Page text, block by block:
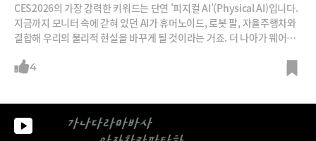
CES2026의 가장 강력한 키워드는 단연 '피지컬 AI'(Physical AI)입니다.
지금까지 모니터 속에 갇혀 있던 AI가 휴머노이드, 로봇 팔, 자율주행차와
결합해 우리의 물리적 현실을 바꾸게 될 것이라는 거죠. 더 나아가 웨어러
로 다가올 피지컬AI 혁신이라고 설명하고 있죠.피지컬AI 외 다른 주요 키
4